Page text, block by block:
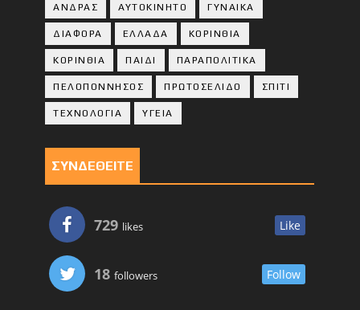
ΑΝΔΡΑΣ ΑΥΤΟΚΙΝΗΤΟ ΓΥΝΑΙΚΑ
ΔΙΑΦΟΡΑ ΕΛΛΑΔΑ ΚΟΡΙΝΘΙΑ
ΚΟΡΙΝΘΙA ΠΑΙΔΙ ΠΑΡΑΠΟΛΙΤΙΚΑ
ΠΕΛΟΠΟΝΝΗΣΟΣ ΠΡΩΤΟΣΕΛΙΔΟ ΣΠΙΤΙ
ΤΕΧΝΟΛΟΓΙΑ ΥΓΕΙΑ
ΣΥΝΔΕΘΕΙΤΕ
729 likes Like
18 followers Follow